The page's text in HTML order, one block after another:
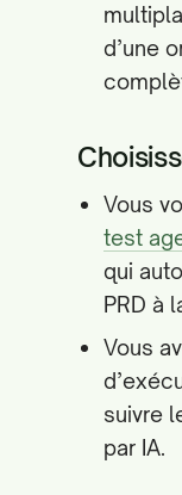
d’une
Vous
test
qui
PRD à
Vous
suivre
par IA.